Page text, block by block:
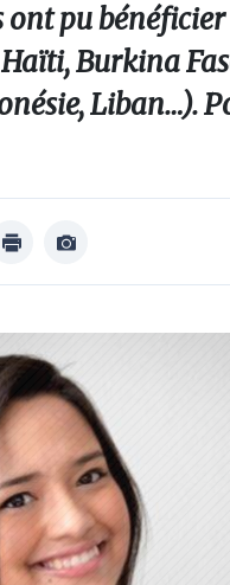
ont pu
Burkina
Liban…).
print
Afficher